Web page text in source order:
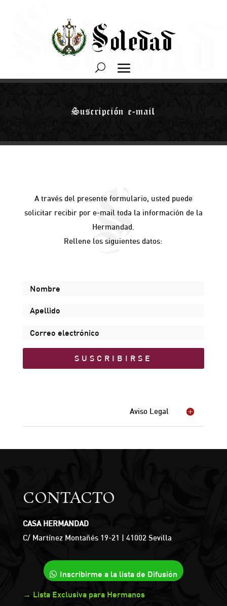
Suscripción e-mail
A través del presente formulario, usted puede
solicitar recibir por e-mail toda la información de la
Hermandad.
Rellene los siguientes datos:
SUSCRIBIRSE
Aviso Legal
CONTACTO
CASA HERMANDAD
C/ Martínez Montañés 19-21 | 41002 Sevilla
Inscribirme a la lista de Difusión
→ Lista Exclusiva para Hermanos